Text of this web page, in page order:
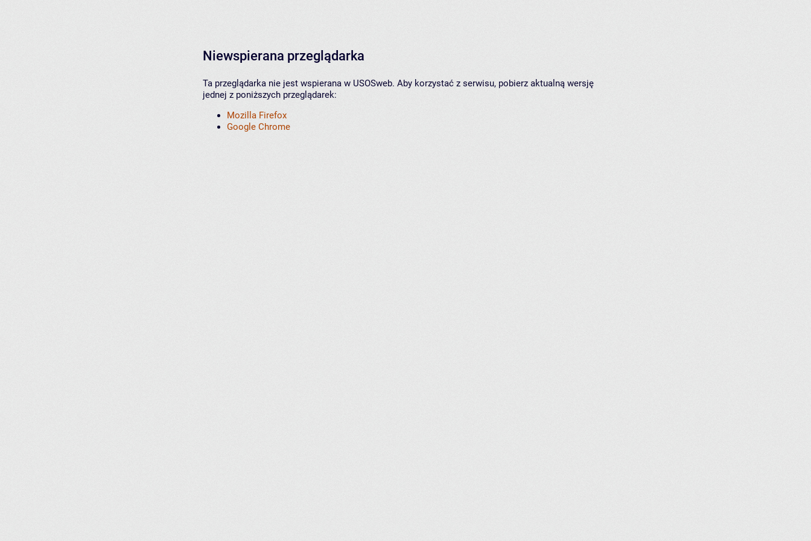
Niewspierana przeglądarka
Ta przeglądarka nie jest wspierana w USOSweb. Aby korzystać z serwisu, pobierz aktualną wersję
jednej z poniższych przeglądarek:
Mozilla Firefox
Google Chrome